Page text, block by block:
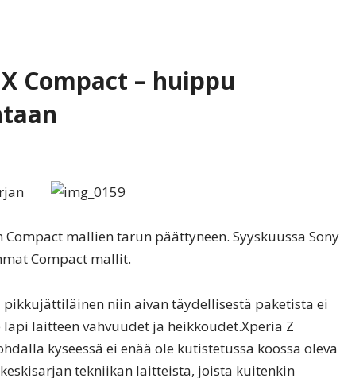
Compact – huippu
mallien tarun päättyneen. Syyskuussa Sony
Compact mallit.
niin aivan täydellisestä paketista ei
laitteen vahvuudet ja heikkoudet.Xperia Z
kyseessä ei enää ole kutistetussa koossa oleva
tekniikan laitteista, joista kuitenkin